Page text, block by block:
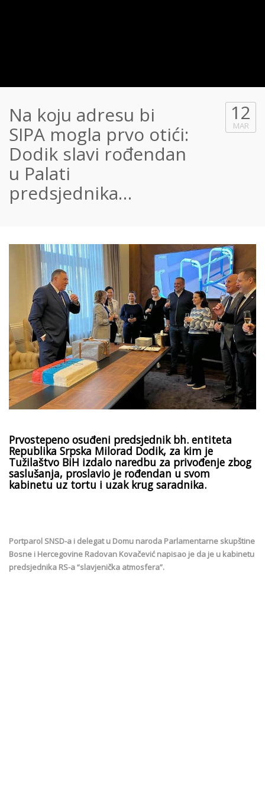
Na koju adresu bi
SIPA mogla prvo otići:
Dodik slavi rođendan
u Palati
predsjednika…
12
MAR
Prvostepeno osuđeni predsjednik bh. entiteta
Republika Srpska Milorad Dodik, za kim je
Tužilaštvo BiH izdalo naredbu za privođenje zbog
saslušanja, proslavio je rođendan u svom
kabinetu uz tortu i uzak krug saradnika.
Portparol SNSD-a i delegat u Domu naroda Parlamentarne skupštine
Bosne i Hercegovine Radovan Kovačević napisao je da je u kabinetu
predsjednika RS-a “slavjenička atmosfera”.